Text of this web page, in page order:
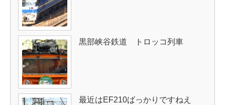
黒部峡谷鉄道 トロッコ列車
最近はEF210ばっかりですねえ